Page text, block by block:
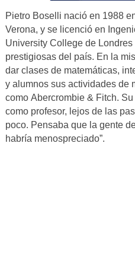
Pietro Boselli nació en 1988
Verona, y se licenció en
University College de
prestigiosas del país. En la
dar clases de matemáticas,
y alumnos sus actividades de
como Abercrombie & Fitch.
como profesor, lejos de las
poco. Pensaba que la gente
habría menospreciado”.